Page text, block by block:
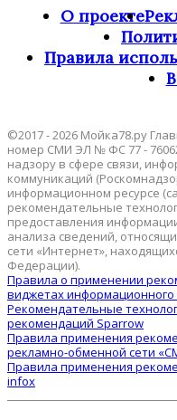
О проекте
Правила
©2017 - 2026 Мойка78.ру
номер СМИ ЭЛ № ФС 77 -
надзору в сфере связи,
коммуникаций
информационном ресурсе
рекомендательные
предоставления
анализа сведений,
сети «Интернет»,
Федерации).
Правила о применении
виджетах информационного
Рекомендательные
рекомендаций Sparrow
Правила применения
рекламно-обменной сети
Правила применения
infox